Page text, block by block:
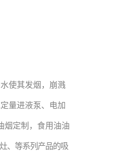
使其发烟，崩溅
量进液泵、电加
烟定制，食用油油
、等系列产品的吸